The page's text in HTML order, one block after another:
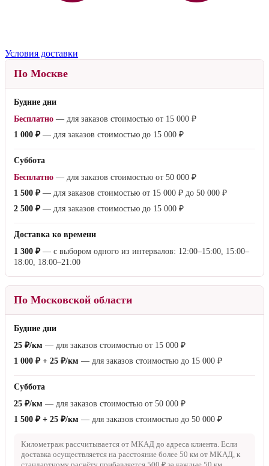
Условия доставки
По Москве
Бесплатно
1 000 ₽— для заказов стоимостью до
Суббота
Бесплатно— для заказов стоимостью от
2 500 ₽
— для заказов стоимостью до
Доставка ко времени
18:00, 18:00–21:00
По Московской области
Будние дни